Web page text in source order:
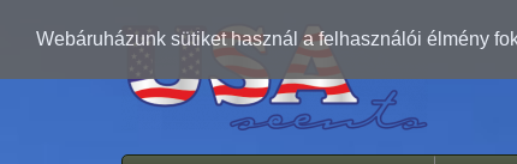
Webáruházunk sütiket használ a felhasználói élmény